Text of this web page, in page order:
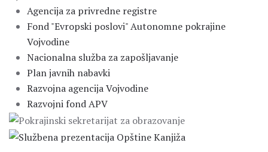
Agencija za privredne registre
Fond "Evropski poslovi" Autonomne pokrajine
Vojvodine
Nacionalna služba za zapošljavanje
Plan javnih nabavki
Razvojna agencija Vojvodine
Razvojni fond APV